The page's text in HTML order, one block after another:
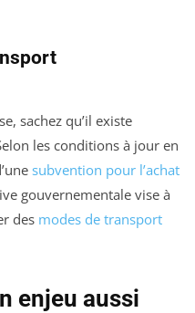
sachez qu’il existe
les conditions à jour en
subvention pour l’achat
gouvernementale vise à
des modes de transport
enjeu aussi